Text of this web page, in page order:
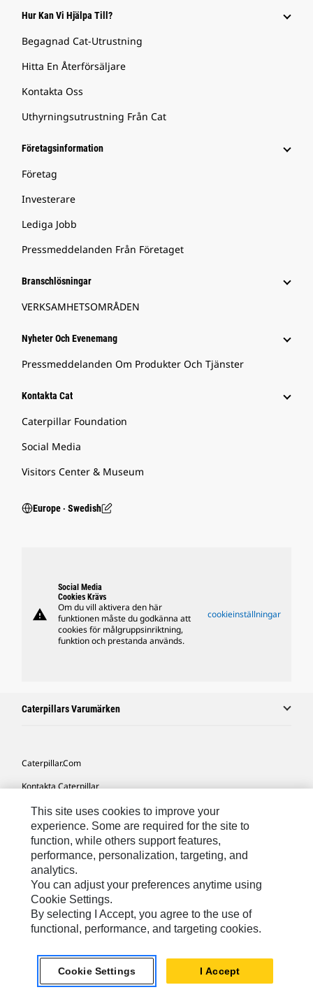
Hur Kan Vi Hjälpa Till?
Begagnad Cat-Utrustning
Hitta En Återförsäljare
Kontakta Oss
Uthyrningsutrustning Från Cat
Företagsinformation
Företag
Investerare
Lediga Jobb
Pressmeddelanden Från Företaget
Branschlösningar
VERKSAMHETSOMRÅDEN
Nyheter Och Evenemang
Pressmeddelanden Om Produkter Och Tjänster
Kontakta Cat
Caterpillar Foundation
Social Media
Visitors Center & Museum
Europe ‧ Swedish
warning
Social Media
Cookies Krävs
Om du vill aktivera den här
funktionen måste du godkänna att
cookies för målgruppsinriktning,
funktion och prestanda används.
cookieinställningar
Caterpillars Varumärken
Caterpillar.com
Kontakta Caterpillar
Mina Marknadsföringspreferenser
Platskarta
Cookie Settings
Juridiskt
Sekretess
Europe-Swedish© 2026 Caterpillar. Med ensamrätt.
This site uses cookies to improve your
experience. Some are required for the site to
function, while others support features,
performance, personalization, targeting, and
analytics.
You can adjust your preferences anytime using
Cookie Settings.
By selecting I Accept, you agree to the use of
functional, performance, and targeting cookies.
Cookie Settings I Accept